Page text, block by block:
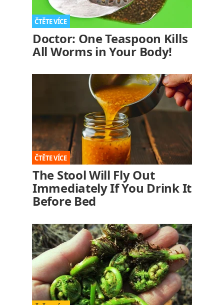
Doctor: One Teaspoon Kills
All Worms in Your Body!
The Stool Will Fly Out
Immediately If You Drink It
Before Bed